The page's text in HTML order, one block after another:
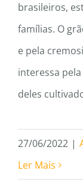
brasileiros,
famílias. O
e pela
interessa
deles
27/06/2022 |
Ler Mais